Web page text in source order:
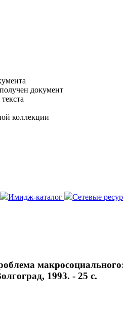
документ
коллекции
Имидж-каталог
Сетевые
1993. - 25 с.